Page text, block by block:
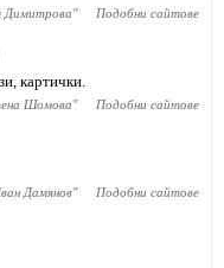
Димитрова" Подобни сайтове
картички.
Шомова" Подобни сайтове
Дамянов" Подобни сайтове